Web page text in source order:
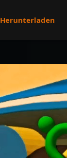
Herunterladen